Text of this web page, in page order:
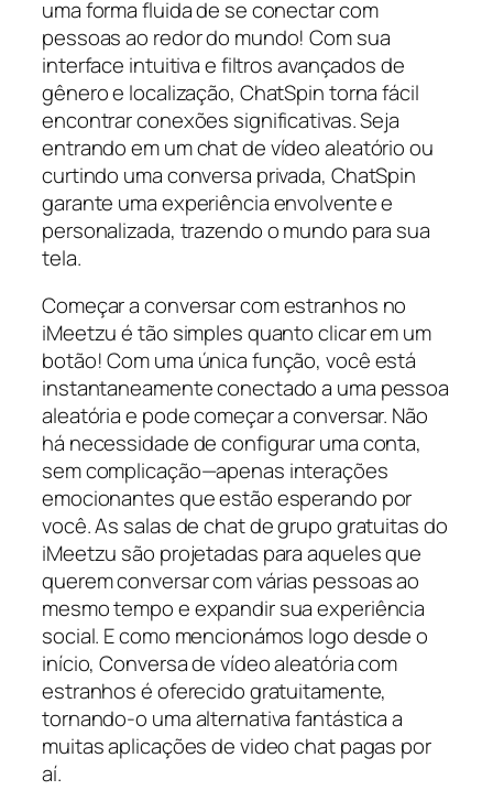
uma forma fluida de se conectar com
pessoas ao redor do mundo! Com sua
interface intuitiva e filtros avançados de
gênero e localização, ChatSpin torna fácil
encontrar conexões significativas. Seja
entrando em um chat de vídeo aleatório ou
curtindo uma conversa privada, ChatSpin
garante uma experiência envolvente e
personalizada, trazendo o mundo para sua
tela.
Começar a conversar com estranhos no
iMeetzu é tão simples quanto clicar em um
botão! Com uma única função, você está
instantaneamente conectado a uma pessoa
aleatória e pode começar a conversar. Não
há necessidade de configurar uma conta,
sem complicação—apenas interações
emocionantes que estão esperando por
você. As salas de chat de grupo gratuitas do
iMeetzu são projetadas para aqueles que
querem conversar com várias pessoas ao
mesmo tempo e expandir sua experiência
social. E como mencionámos logo desde o
início, Conversa de vídeo aleatória com
estranhos é oferecido gratuitamente,
tornando-o uma alternativa fantástica a
muitas aplicações de video chat pagas por
aí.